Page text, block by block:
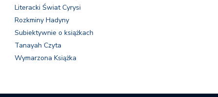
Literacki Świat Cyrysi
Rozkminy Hadyny
Subiektywnie o książkach
Tanayah Czyta
Wymarzona Książka